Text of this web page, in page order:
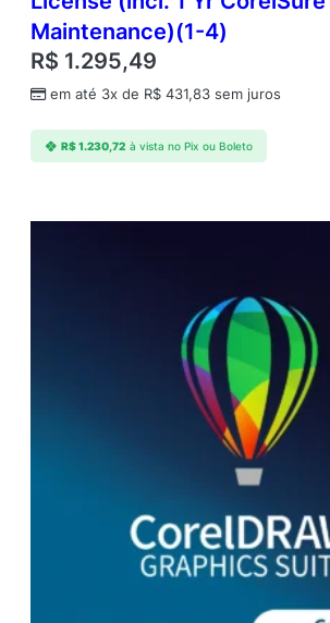
Maintenance)(1-4)
R$ 1.295,49
em até 3x de R$ 431,83 sem juros
R$1.230,72 à vista no Pix ou Boleto